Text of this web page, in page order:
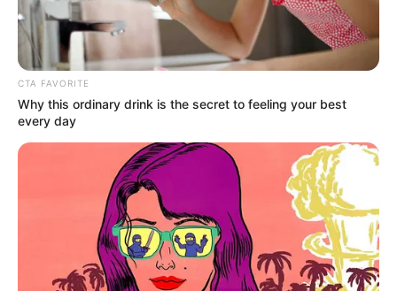
CTA FAVORITE
Why this ordinary drink is the secret to feeling your best
every day